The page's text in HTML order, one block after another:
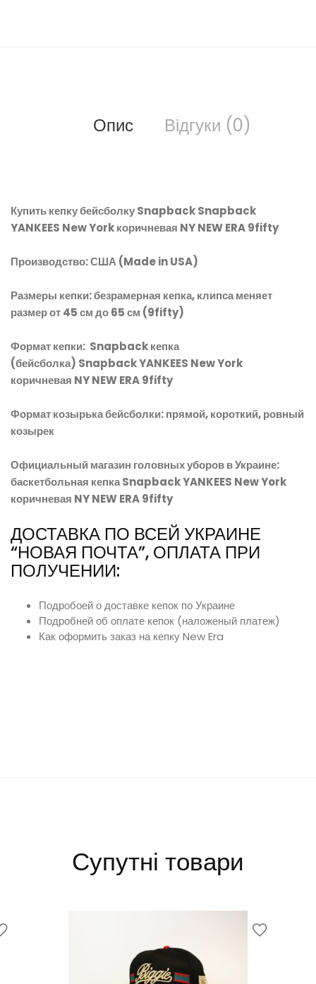
Опис Відгуки (0)
Купить кепку бейсболку Snapback Snapback
YANKEES New York коричневая NY NEW ERA 9fifty
Производство: США (Made in USA)
Размеры кепки: безрамерная кепка, клипса меняет
размер от 45 см до 65 см (9fifty)
Формат кепки: Snapback кепка
(бейсболка) Snapback YANKEES New York
коричневая NY NEW ERA 9fifty
Формат козырька бейсболки: прямой, короткий, ровный
козырек
Официальный магазин головных уборов в Украине:
баскетбольная кепка Snapback YANKEES New York
коричневая NY NEW ERA 9fifty
ДОСТАВКА ПО ВСЕЙ УКРАИНЕ
“НОВАЯ ПОЧТА”, ОПЛАТА ПРИ
ПОЛУЧЕНИИ:
Подробоей о доставке кепок по Украине
Подробней об оплате кепок (наложеный платеж)
Как оформить заказ на кепку New Era
Супутні товари